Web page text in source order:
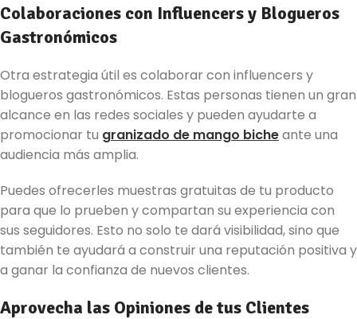
Colaboraciones con Influencers y Blogueros
Gastronómicos
Otra estrategia útil es colaborar con influencers y
blogueros gastronómicos. Estas personas tienen un gran
alcance en las redes sociales y pueden ayudarte a
promocionar tu granizado de mango bicheante una
audiencia más amplia.
Puedes ofrecerles muestras gratuitas de tu producto
para que lo prueben y compartan su experiencia con
sus seguidores. Esto no solo te dará visibilidad, sino que
también te ayudará a construir una reputación positiva y
a ganar la confianza de nuevos clientes.
Aprovecha las Opiniones de tus Clientes